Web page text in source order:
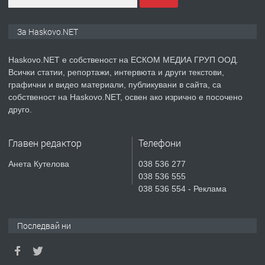
Продавам парцел в гр. Хасково кв.
Хисаря до ток, вода,канализация,
асфалт 0889 537 426
СГЛОБЯВАНЕ НА МЕБЕЛИ.
преди 5 дни
За Haskovo.NET
Haskovo.NET е собственост на ЕСКОМ МЕДИА ГРУП ООД.
Всички статии, репортажи, интервюта и други текстови,
графични и видео материали, публикувани в сайта, са
собственост на Haskovo.NET, освен ако изрично е посочено
друго.
Главен редактор
Анета Кутелова
Телефони
038 536 277
038 536 555
038 536 554 - Реклама
Последвай ни